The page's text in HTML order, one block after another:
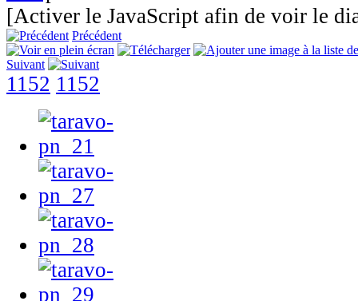
[Activer le JavaScript afin de voir le
Précédent
Suivant
1152 1152